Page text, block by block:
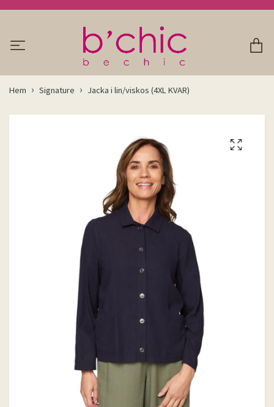
Hem Signature Jacka i lin/viskos (4XL KVAR)